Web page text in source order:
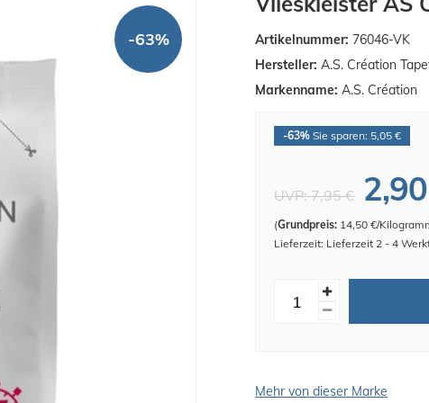
-63% Artikelnummer: 76046-VK
Hersteller: A.S. Création
Markenname: A.S. Création
-63% Sie sparen: 5,05 €
UVP:7,95 €
(Grundpreis: 14,50 €/
Lieferzeit: Lieferzeit 2 - 4
Mehr von dieser Marke